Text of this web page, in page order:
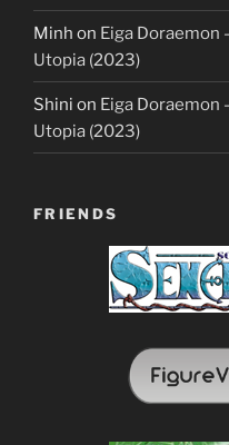
Minh on Eiga Doraemon
Utopia (2023)
Shini on Eiga Doraemon
Utopia (2023)
FRIENDS